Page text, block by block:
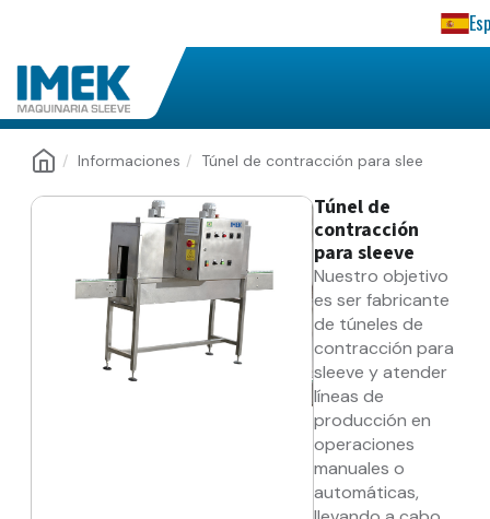
Informaciones Túnel de contracción para slee
Túnel de
contracción
para sleeve
Nuestro objetivo
es ser fabricante
de túneles de
contracción para
sleeve y atender
líneas de
producción en
operaciones
manuales o
automáticas,